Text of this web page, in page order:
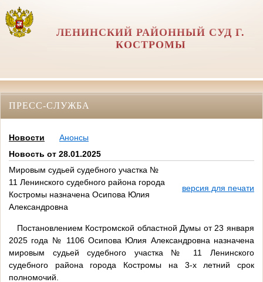
ЛЕНИНСКИЙ РАЙОННЫЙ СУД Г.
КОСТРОМЫ
ПРЕСС-СЛУЖБА
Новости
Анонсы
Новость от 28.01.2025
Мировым судьей судебного участка №
11 Ленинского судебного района города
Костромы назначена Осипова Юлия
Александровна
версия для печати
Постановлением Костромской областной Думы от 23 января
2025 года № 1106 Осипова Юлия Александровна назначена
мировым судьей судебного участка № 11 Ленинского
судебного района города Костромы на 3-х летний срок
полномочий.